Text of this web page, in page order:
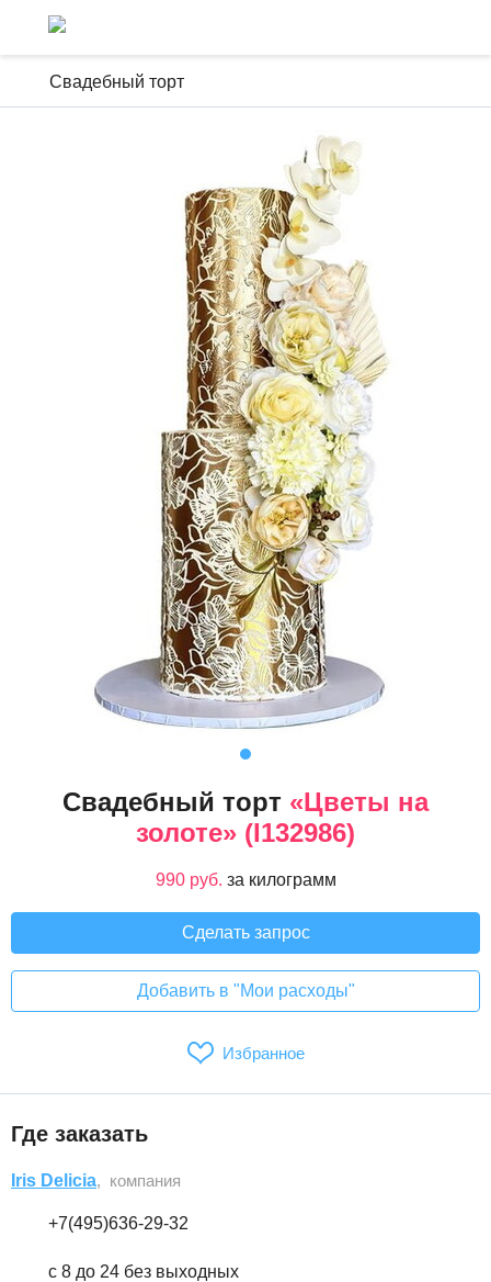
Свадебный торт
Свадебный торт «Цветы на
золоте» (I132986)
990 руб. за килограмм
Сделать запрос
Добавить в "Мои расходы"
Избранное
Где заказать
Iris Delicia, компания
+7(495)636-29-32
с 8 до 24 без выходных